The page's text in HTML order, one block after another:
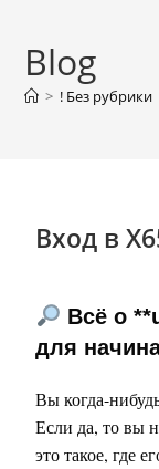
Blog
> ! Без рубрики
Вход в
Всё о
для
Вы когда-
Если да, то вы
это такое, где